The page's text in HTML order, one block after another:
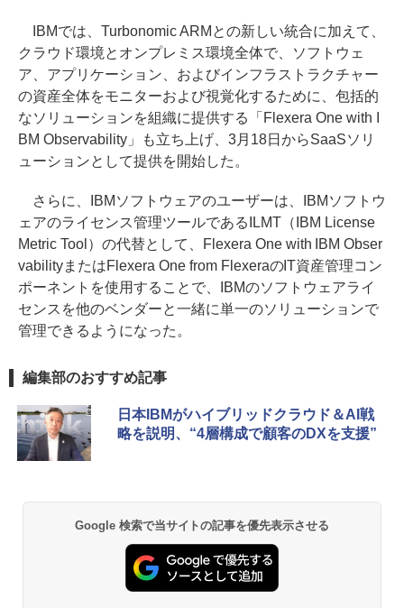
IBMでは、Turbonomic ARMとの新しい統合に加えて、
クラウド環境とオンプレミス環境全体で、ソフトウェ
ア、アプリケーション、およびインフラストラクチャー
の資産全体をモニターおよび視覚化するために、包括的
なソリューションを組織に提供する「Flexera One with I
BM Observability」も立ち上げ、3月18日からSaaSソリ
ューションとして提供を開始した。
さらに、IBMソフトウェアのユーザーは、IBMソフトウ
ェアのライセンス管理ツールであるILMT（IBM License
Metric Tool）の代替として、Flexera One with IBM Obser
vabilityまたはFlexera One from FlexeraのIT資産管理コン
ポーネントを使用することで、IBMのソフトウェアライ
センスを他のベンダーと一緒に単一のソリューションで
管理できるようになった。
編集部のおすすめ記事
日本IBMがハイブリッドクラウド＆AI戦
略を説明、“4層構成で顧客のDXを支援”
Google 検索で当サイトの記事を優先表示させる